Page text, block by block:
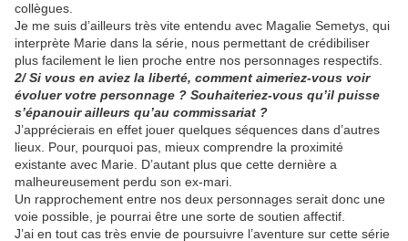
collègues.
Je me suis d’ailleurs très vite entendu avec Magalie Semetys, qui
interprète Marie dans la série, nous permettant de crédibiliser
plus facilement le lien proche entre nos personnages respectifs.
2/ Si vous en aviez la liberté, comment aimeriez-vous voir
évoluer votre personnage ? Souhaiteriez-vous qu’il puisse
s’épanouir ailleurs qu’au commissariat ?
J’apprécierais en effet jouer quelques séquences dans d’autres
lieux. Pour, pourquoi pas, mieux comprendre la proximité
existante avec Marie. D’autant plus que cette dernière a
malheureusement perdu son ex-mari.
Un rapprochement entre nos deux personnages serait donc une
voie possible, je pourrai être une sorte de soutien affectif.
J’ai en tout cas très envie de poursuivre l’aventure sur cette série